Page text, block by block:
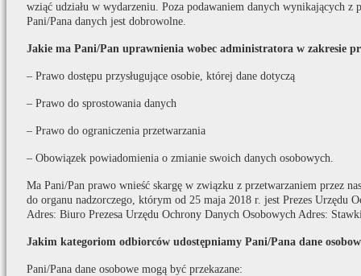
wziąć udziału w wydarzeniu. Poza podawaniem danych wynikających z
Pani/Pana danych jest dobrowolne.
Jakie ma Pani/Pan uprawnienia wobec administratora w zakresie
– Prawo dostępu przysługujące osobie, której dane dotyczą
– Prawo do sprostowania danych
– Prawo do ograniczenia przetwarzania
– Obowiązek powiadomienia o zmianie swoich danych osobowych.
Ma Pani/Pan prawo wnieść skargę w związku z przetwarzaniem przez
do organu nadzorczego, którym od 25 maja 2018 r. jest Prezes Urzędu
Adres: Biuro Prezesa Urzędu Ochrony Danych Osobowych Adres:
Jakim kategoriom odbiorców udostępniamy Pani/Pana dane
Pani/Pana dane osobowe mogą być przekazane: